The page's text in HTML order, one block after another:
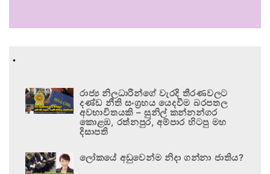
.
රාජ්‍ය නිලධාරීන්ගේ වැරදි තීරණවලට
දණ්ඩ නීති සංග්‍රහය යෙදවීම බරපතල
අවභාවිතයකි – සුනිල් කන්නන්ගර
කොළඹ, රත්නපුර, අම්පාර හිටපු මහ
දිසාපති
ලෝකයේ අඩුවෙන්ම නිදා ගන්නා ජාතිය?